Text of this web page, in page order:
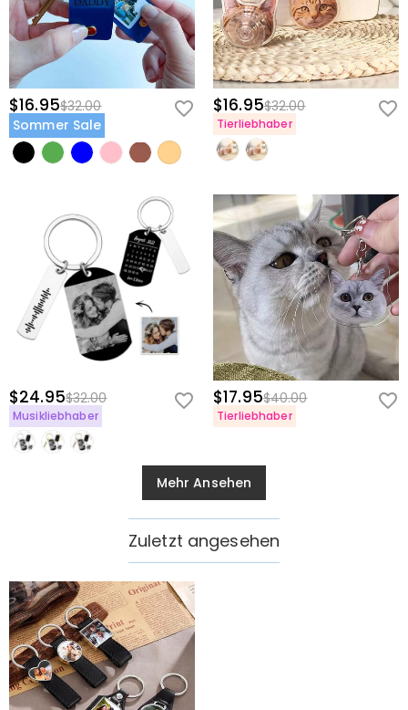
Schlüsselanhänger ist eine berührende Möglichkeit, einen geliebten
Menschen durch ein geschätztes Foto zu ehren und in Erinnerung zu
behalten, das du immer bei dir trägst.
Feiere eure Verbundenheit und Liebe
Bewahre deinen kostbarsten Moment in einem Schlüsselanhänger,
den du jeden Tag bei dir trägst. Lade dein Lieblingsfoto hoch, wähle
deinen Stil und kreiere ein personalisiertes Andenken, das die
Bestelle noch heute und verschenke ein Geschenk, das mit Liebe
$16.95$32.00
Sommer Sale
$16.95$32.00
Tierliebhaber
$24.95$32.00
Musikliebhaber
$17.95$40.00
Tierliebhaber
Mehr Ansehen
Zuletzt angesehen